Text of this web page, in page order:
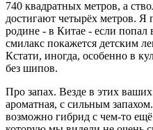
740 квадратных метров, а
достигают четырёх метров. Я
родине - в Китае - если попал
смилакс покажется детским
Кстати, иногда, особенно в
без шипов.
Про запах. Везде в этих
ароматная, с сильным
возможно гибрид с чем-то